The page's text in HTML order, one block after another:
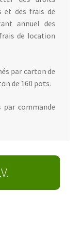
et des frais de
annuel des
de location
par carton de
de 160 pots.
commande